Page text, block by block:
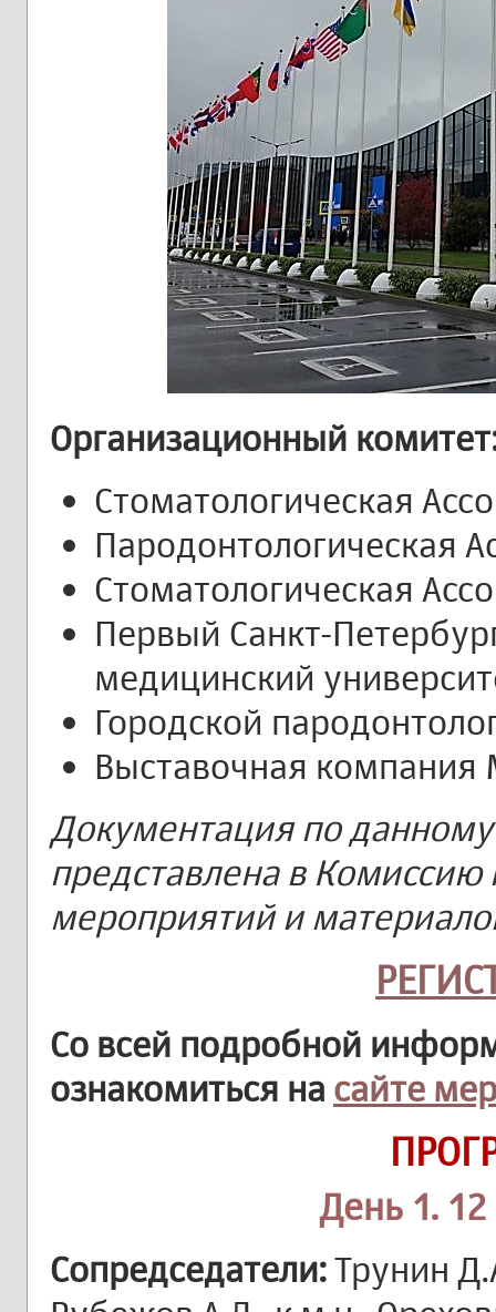
Организационный
Стоматологическая
Пародонтологическая
Стоматологическая
Первый Санкт-
медицинский
Городской
Выставочная
Документация по
представлена в
мероприятий и
Со всей подробной
ознакомиться на сайте
День 1. 12
Сопредседатели:Трунин